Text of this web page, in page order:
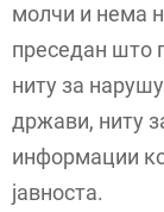
молчи и нема
преседан што
ниту за
држави, ниту
информации
јавноста.